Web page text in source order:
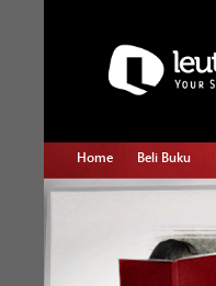
Home Beli Buku